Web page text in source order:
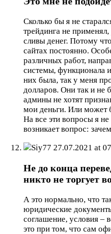
Сколько бы я не
трейдинга не
сливы денег. Потому
сайтах постоянно.
различных работ,
системы, функционала
них была, так у меня
долларов. Они так и не
админы не хотят
мои деньги. Или может
На все эти вопросы я
возникает вопрос:
Siy77 27.07.2021 at
Не до конца
никто не торгует
А это нормально, что
юридические
соглашение, условия –
это при том, что сам